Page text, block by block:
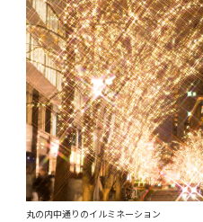
丸の内中通りのイルミネーション